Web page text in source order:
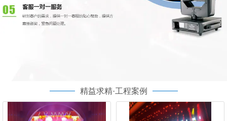
精益求精·工程案例